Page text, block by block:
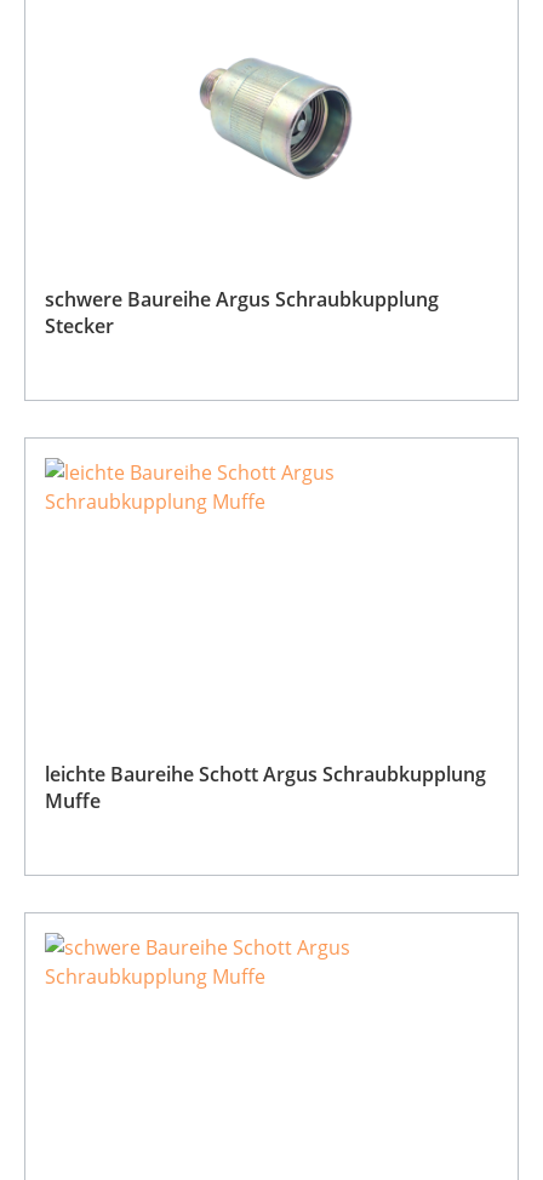
schwere Baureihe Argus Schraubkupplung
Stecker
leichte Baureihe Schott Argus Schraubkupplung
Muffe